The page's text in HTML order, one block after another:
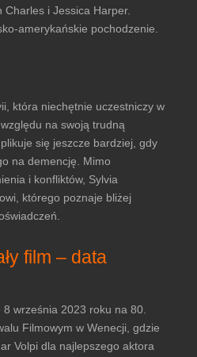
Charles i Jessica Harper.
amerykańskie pochodzenie.
która niechętnie uczestniczy w
na swoją trudną
się jeszcze bardziej, gdy
na demencję. Mimo
i konfliktów, Sylvia
którego poznaje bliżej
film – data
8 września 2023 roku na 80.
Filmowym w Wenecji, gdzie
Volpi dla najlepszego aktora